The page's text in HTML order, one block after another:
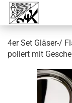
4er Set Gläser-/
poliert mit